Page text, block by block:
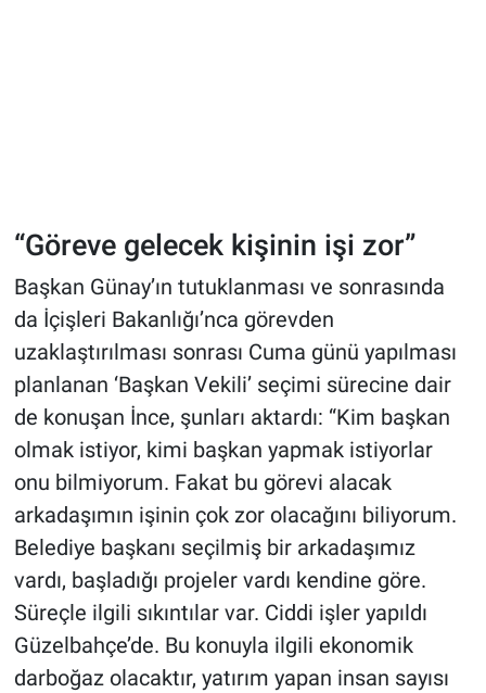
“Göreve gelecek kişinin işi zor”
Başkan Günay’ın tutuklanması ve sonrasında
da İçişleri Bakanlığı’nca görevden
uzaklaştırılması sonrası Cuma günü yapılması
planlanan ‘Başkan Vekili’ seçimi sürecine dair
de konuşan İnce, şunları aktardı: “Kim başkan
olmak istiyor, kimi başkan yapmak istiyorlar
onu bilmiyorum. Fakat bu görevi alacak
arkadaşımın işinin çok zor olacağını biliyorum.
Belediye başkanı seçilmiş bir arkadaşımız
vardı, başladığı projeler vardı kendine göre.
Süreçle ilgili sıkıntılar var. Ciddi işler yapıldı
Güzelbahçe’de. Bu konuyla ilgili ekonomik
darboğaz olacaktır, yatırım yapan insan sayısı